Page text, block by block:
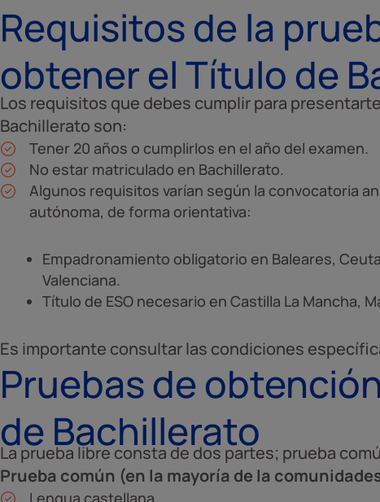
Requisitos de la
obtener el Título de
Los requisitos que debes cumplir para
Bachillerato son:
Tener 20 años o cumplirlos en el año del examen.
No estar matriculado en Bachillerato.
Algunos requisitos varían según la convocatoria
autónoma, de forma orientativa:
Empadronamiento obligatorio en Baleares,
Valenciana.
Título de ESO necesario en Castilla La Mancha,
Es importante consultar las condiciones
Pruebas de
de Bachillerato
La prueba libre consta de dos partes; prueba
Prueba común (en la mayoría de la
Lengua castellana.